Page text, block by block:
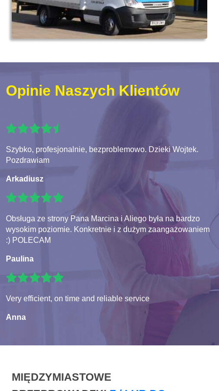
Opinie Naszych Klientów
Szybko, profesjonalnie, bezproblemowo. Dzieki Wojtek.
Pozdrawiam
Arkadiusz
Obsługa ze strony Pana Marcina i Aliego była na bardzo
wysokim poziomie. Konkretnie i z dużym zaangażowaniem
:) POLECAM
Paulina
Very efficient, on time and reliable service
Anna
MIĘDZYMIASTOWE